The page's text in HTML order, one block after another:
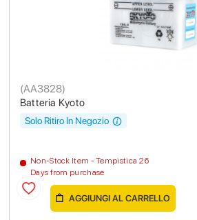
Batteria Kyoto
(AA3828)
Non-Stock Item - Tempistica 26
Days from purchase
Solo Ritiro In Negozio
AGGIUNGI AL CARRELLO